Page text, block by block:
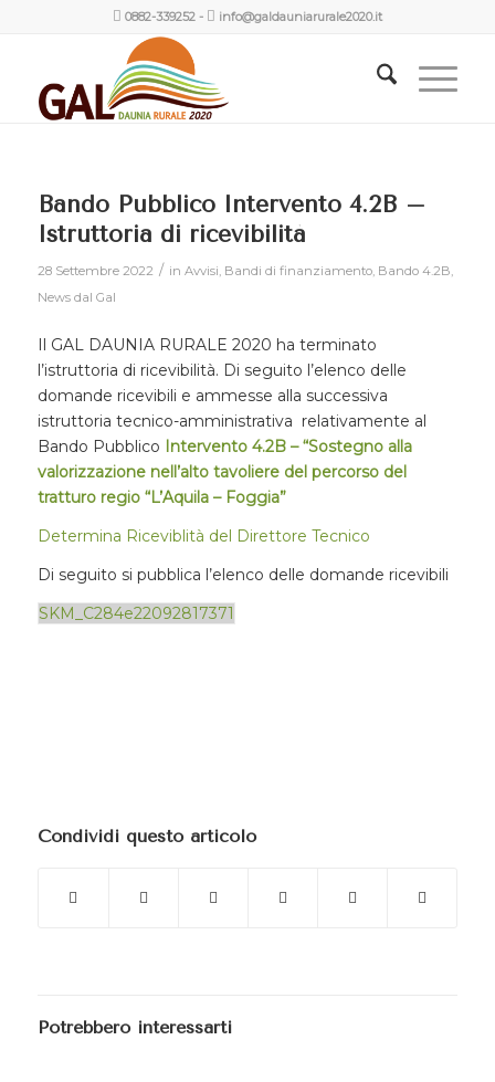
0882-339252- info@galdauniarurale2020.it
Bando Pubblico Intervento 4.2B –
Istruttoria di ricevibilità
28 Settembre 2022 / in Avvisi, Bandi di finanziamento, Bando 4.2B,
News dal Gal
Il GAL DAUNIA RURALE 2020 ha terminato
l’istruttoria di ricevibilità. Di seguito l’elenco delle
domande ricevibili e ammesse alla successiva
istruttoria tecnico-amministrativa relativamente al
Bando Pubblico Intervento 4.2B – “Sostegno alla
valorizzazione nell’alto tavoliere del percorso del
tratturo regio “L’Aquila – Foggia”
Determina Riceviblità del Direttore Tecnico
Di seguito si pubblica l’elenco delle domande ricevibili
SKM_C284e22092817371
Condividi questo articolo
Potrebbero interessarti